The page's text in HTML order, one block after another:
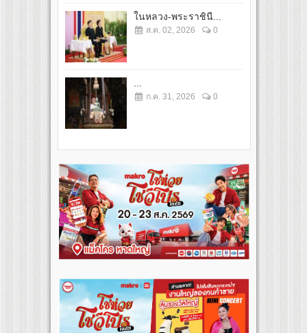
ในหลวง-พระราชินี...
ส.ค. 02, 2026 0
...
ก.ค. 31, 2026 0